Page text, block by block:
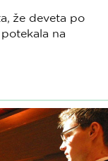
že deveta po
na